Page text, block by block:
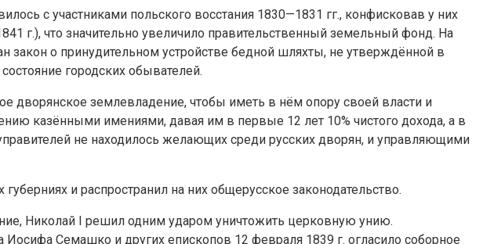
с участниками польского восстания 1830—1831 гг., конфисковав у них
г.), что значительно увеличило правительственный земельный фонд. На
закон о принудительном устройстве бедной шляхты, не утверждённой в
городских обывателей.
дворянское землевладе­ние, чтобы иметь в нём опору своей власти и
казёнными имениями, давая им в первые 12 лет 10% чистого дохода, а в
не находилось желающих среди русских дворян, и управляющими
и распространил на них общерусское законодательство.
Николай I решил одним ударом уничтожить церковную унию.
Семашко и других епископов 12 февраля 1839 г. огласило соборное